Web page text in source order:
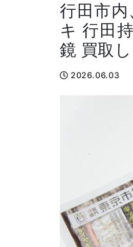
行田市
キ 行田
鏡 買取し
2026.06.03